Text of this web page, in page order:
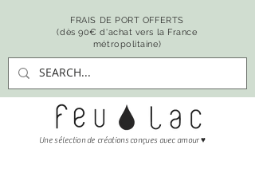
Une sélection de créations conçues avec amour♥
FRAIS DE PORT OFFERTS
(dès 90€ d'achat vers la France
métropolitaine)